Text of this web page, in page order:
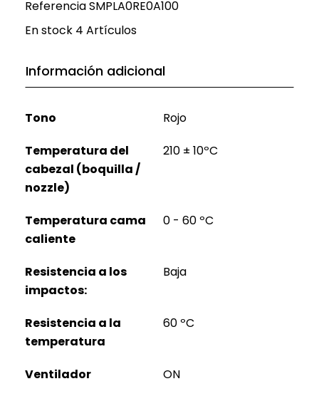
ReferenciaSMPLA0RE0A100
En stock 4 Artículos
Información adicional
Tono
Rojo
Temperatura del
cabezal (boquilla /
nozzle)
210 ± 10ºC
Temperatura cama
caliente
0 - 60 ºC
Resistencia a los
impactos:
Baja
Resistencia a la
temperatura
60 ºC
Ventilador
ON